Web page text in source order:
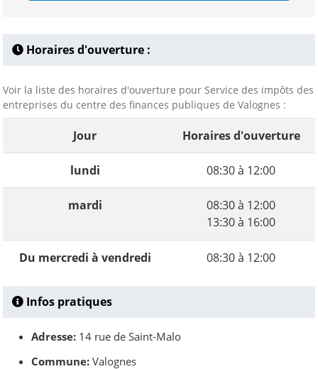
Horaires d'ouverture :
Voir la liste des horaires d'ouverture pour Service des impôts des
entreprises du centre des finances publiques de Valognes :
Jour Horaires d'ouverture
lundi 08:30 à 12:00
mardi
08:30 à 12:00
13:30 à 16:00
Du mercredi à vendredi 08:30 à 12:00
Infos pratiques
Adresse: 14 rue de Saint-Malo
Commune: Valognes